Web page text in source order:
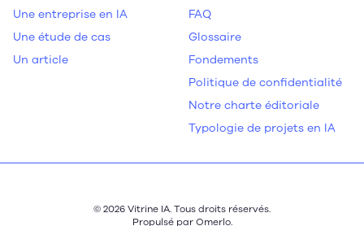
Une entreprise en IA
Une étude de cas
Un article
FAQ
Glossaire
Fondements
Politique de confidentialité
Notre charte éditoriale
Typologie de projets en IA
© 2026 Vitrine IA. Tous droits réservés.
Propulsé parOmerlo.